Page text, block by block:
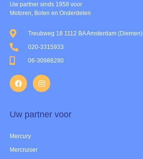
Uw partner sinds 1958 voor
Motoren, Boten en Onderdelen
Treubweg 18 1112 BA Amsterdam (Diemen)
020-3315933
06-30988280
Uw partner voor
Mercury
Mercruiser